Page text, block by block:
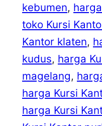
kebumen,
toko Kursi
Kantor klaten,
kudus, harga
magelang,
harga Kursi
harga Kursi